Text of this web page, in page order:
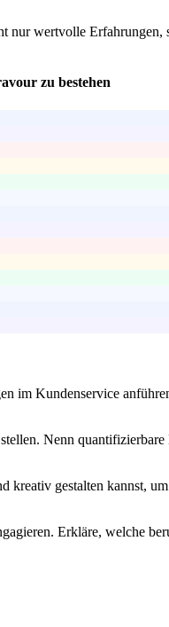
nur wertvolle Erfahrungen,
zu bestehen
im Kundenservice
Nenn
kreativ gestalten kannst,
Erkläre, welche